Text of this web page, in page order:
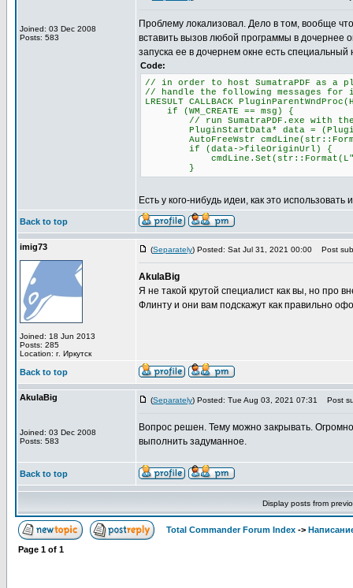
Joined: 03 Dec 2008
Posts: 583
Проблему локализовал. Дело в том, вообще
вставить вызов любой программы в дочернее
запуска ее в дочернем окне есть
Code:
// in order to host SumatraPDF as a
// handle the following messages
LRESULT CALLBACK
if (WM_CREATE == msg) {
// run SumatraPDF.exe with the -
PluginStartData* data =
AutoFreeWstr
if (data->fileOriginUrl) {
cmdLine.Set(str::Format(L"-
}
Есть у кого-нибудь идеи, как это
Back to top
imig73
Joined: 18 Jun 2013
Posts: 285
Location: г. Иркутск
(Separately) Posted: Sat Jul 31, 2021 00:00 Post
AkulaBig
Я не такой крутой специалист как вы, но про
Флинту и они вам подскажут как правильно
Back to top
AkulaBig
Joined: 03 Dec 2008
Posts: 583
(Separately) Posted: Tue Aug 03, 2021 07:31 Post
Вопрос решен. Тему можно закрывать.
выполнить задуманное.
Back to top
Display posts from
Total Commander Forum Index ->
Page 1 of 1